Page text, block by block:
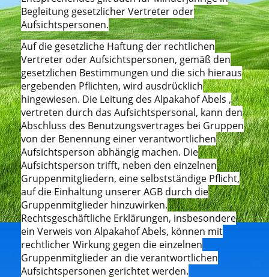
Begleitung gesetzlicher Vertreter oder
Aufsichtspersonen.
Auf die gesetzliche Haftung der rechtlichen
Vertreter oder Aufsichtspersonen, gemäß den
gesetzlichen Bestimmungen und die sich hieraus
ergebenden Pflichten, wird ausdrücklich
hingewiesen. Die Leitung des Alpakahof Abels ,
vertreten durch das Aufsichtspersonal, kann den
Abschluss des Benutzungsvertrages bei Gruppen
von der Benennung einer verantwortlichen
Aufsichtsperson abhängig machen. Die
Aufsichtsperson trifft, neben den einzelnen
Gruppenmitgliedern, eine selbstständige Pflicht,
auf die Einhaltung unserer AGB durch die
Gruppenmitglieder hinzuwirken.
Rechtsgeschäftliche Erklärungen, insbesondere
ein Verweis von Alpakahof Abels, können mit
rechtlicher Wirkung gegen die einzelnen
Gruppenmitglieder an die verantwortlichen
Aufsichtspersonen gerichtet werden.